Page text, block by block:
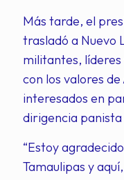
Más tarde, el
trasladó a Nuevo
militantes,
con los valores
interesados en
dirigencia
“Estoy
Tamaulipas y